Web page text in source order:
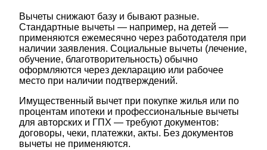
Вычеты снижают базу и бывают разные.
Стандартные вычеты — например, на детей —
применяются ежемесячно через работодателя при
наличии заявления. Социальные вычеты (лечение,
обучение, благотворительность) обычно
оформляются через декларацию или рабочее
место при наличии подтверждений.
Имущественный вычет при покупке жилья или по
процентам ипотеки и профессиональные вычеты
для авторских и ГПХ — требуют документов:
договоры, чеки, платежки, акты. Без документов
вычеты не применяются.